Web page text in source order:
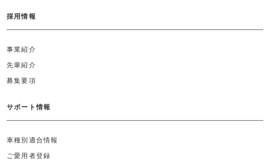
採用情報
事業紹介
先輩紹介
募集要項
サポート情報
車種別適合情報
ご愛用者登録